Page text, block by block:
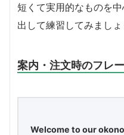
短くて実用的なものを
出して練習してみましょ
案内・注文時のフレ
Welcome to our